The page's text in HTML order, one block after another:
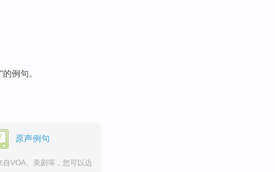
"的例句。
原声例句
自VOA、美剧等，您可以边